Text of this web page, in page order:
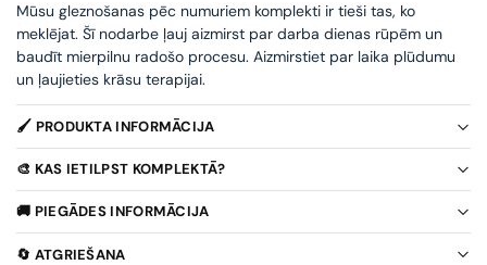
Mūsu gleznošanas pēc numuriem komplekti ir tieši tas, ko
meklējat. Šī nodarbe ļauj aizmirst par darba dienas rūpēm un
baudīt mierpilnu radošo procesu. Aizmirstiet par laika plūdumu
un ļaujieties krāsu terapijai.
🖌️ PRODUKTA INFORMĀCIJA
🎨 KAS IETILPST KOMPLEKTĀ?
🚚 PIEGĀDES INFORMĀCIJA
🔄 ATGRIEŠANA